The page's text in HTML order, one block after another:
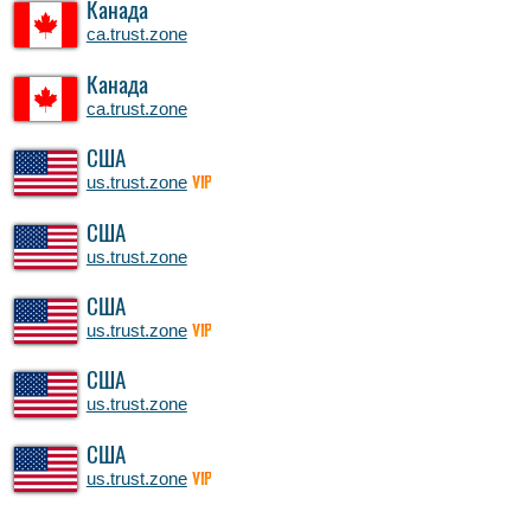
Канада
ca.trust.zone
Канада
ca.trust.zone
США
us.trust.zone VIP
США
us.trust.zone
США
us.trust.zone VIP
США
us.trust.zone
США
us.trust.zone VIP